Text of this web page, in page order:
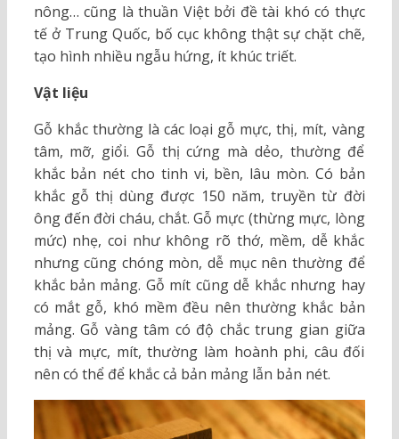
nông… cũng là thuần Việt bởi đề tài khó có thực
tế ở Trung Quốc, bố cục không thật sự chặt chẽ,
tạo hình nhiều ngẫu hứng, ít khúc triết.
Vật liệu
Gỗ khắc thường là các loại gỗ mực, thị, mít, vàng
tâm, mỡ, giổi. Gỗ thị cứng mà dẻo, thường để
khắc bản nét cho tinh vi, bền, lâu mòn. Có bản
khắc gỗ thị dùng được 150 năm, truyền từ đời
ông đến đời cháu, chắt. Gỗ mực (thừng mực, lòng
mức) nhẹ, coi như không rõ thớ, mềm, dễ khắc
nhưng cũng chóng mòn, dễ mục nên thường để
khắc bản mảng. Gỗ mít cũng dễ khắc nhưng hay
có mắt gỗ, khó mềm đều nên thường khắc bản
mảng. Gỗ vàng tâm có độ chắc trung gian giữa
thị và mực, mít, thường làm hoành phi, câu đối
nên có thể để khắc cả bản mảng lẫn bản nét.